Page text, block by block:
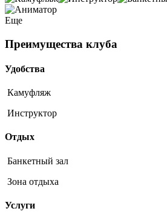
Еще
Преимущества клуба
Удобства
Камуфляж
Инструктор
Отдых
Банкетный зал
Зона отдыха
Услуги